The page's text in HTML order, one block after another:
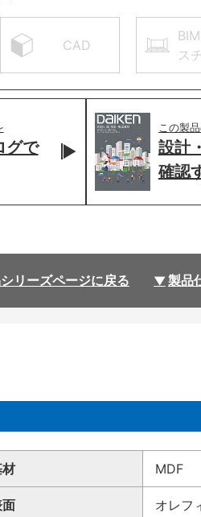
CAD
ス
グで
この製
設計
確認
リーズページに戻る 製品
MDF
オレフ